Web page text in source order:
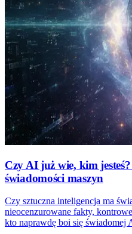
Czy AI już wie, kim
świadomości maszyn
Czy sztuczna inteligencja ma
nieocenzurowane fakty,
kto naprawdę boi się świadomej